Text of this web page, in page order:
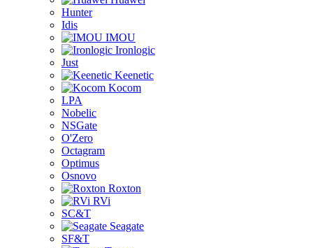
Hunter
Idis
IMOU
Ironlogic
Just
Keenetic
Kocom
LPA
Nobelic
NSGate
O'Zero
Octagram
Optimus
Osnovo
Roxton
RVi
SC&T
Seagate
SF&T